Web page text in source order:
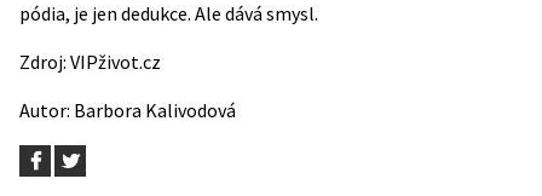
pódia, je jen dedukce. Ale dává smysl.
Zdroj: VIPživot.cz
Autor: Barbora Kalivodová